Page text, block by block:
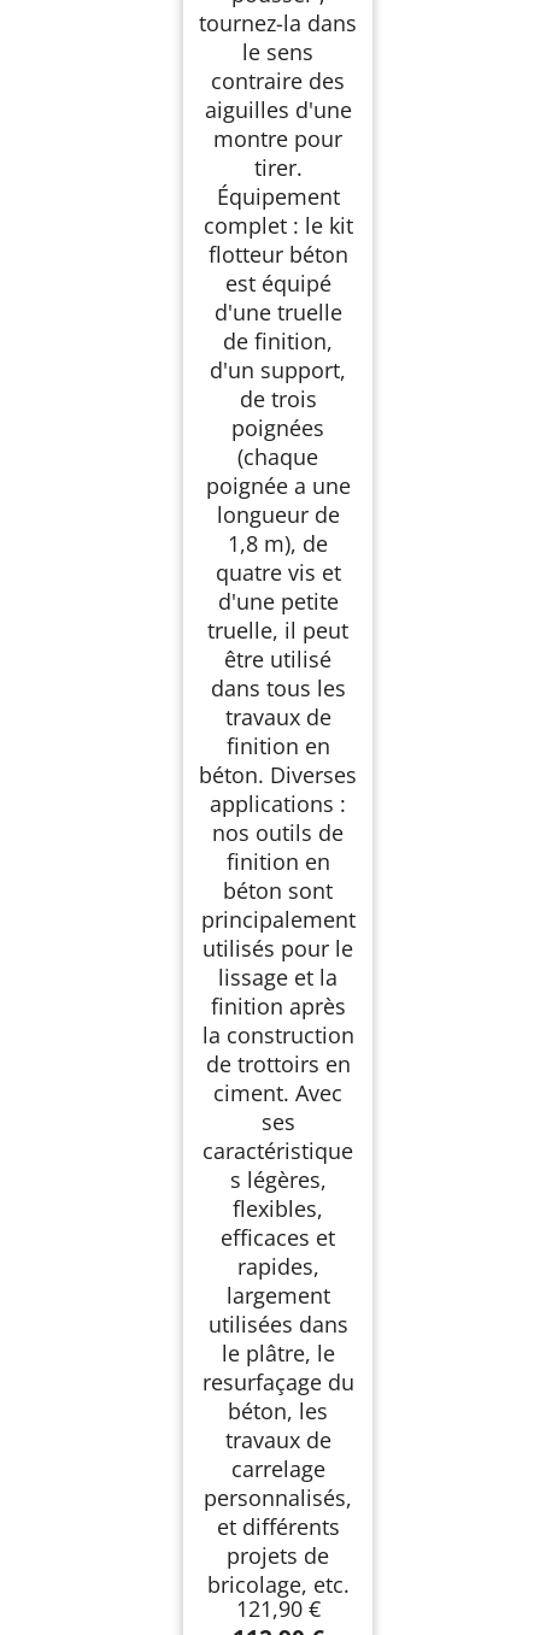
tournez-la dans
le sens
contraire des
aiguilles d'une
montre pour
tirer.
Équipement
complet : le kit
flotteur béton
est équipé
d'une truelle
de finition,
d'un support,
de trois
poignées
(chaque
poignée a une
longueur de
1,8 m), de
quatre vis et
d'une petite
truelle, il peut
être utilisé
dans tous les
travaux de
finition en
béton. Diverses
applications :
nos outils de
finition en
béton sont
principalement
utilisés pour le
lissage et la
finition après
la construction
de trottoirs en
ciment. Avec
ses
caractéristique
s légères,
flexibles,
efficaces et
rapides,
largement
utilisées dans
le plâtre, le
resurfaçage du
béton, les
travaux de
carrelage
personnalisés,
et différents
projets de
bricolage, etc.
121,90 €